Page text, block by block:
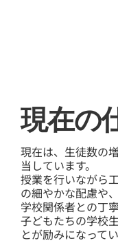
現在の
現在は、生徒数の
当しています。
授業を行いながら
の細やかな配慮や、
学校関係者との丁
子どもたちの学校
とが励みになってい